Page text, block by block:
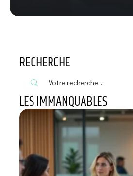
RECHERCHE
LES IMMANQUABLES